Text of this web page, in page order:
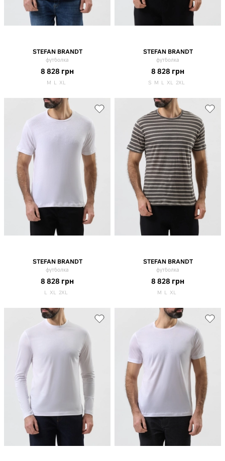
STEFAN BRANDT
футболка
8 828 грн
M L XL
STEFAN BRANDT
футболка
8 828 грн
S M L XL 2XL
STEFAN BRANDT
футболка
8 828 грн
L XL 2XL
STEFAN BRANDT
футболка
8 828 грн
M L XL